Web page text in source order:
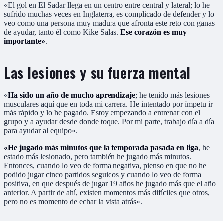
«El gol en El Sadar llega en un centro entre central y lateral; lo he
sufrido muchas veces en Inglaterra, es complicado de defender y lo
veo como una persona muy madura que afronta este reto con ganas
de ayudar, tanto él como Kike Salas. Ese corazón es muy
importante».
Las lesiones y su fuerza mental
«Ha sido un año de mucho aprendizaje; he tenido más lesiones
musculares aquí que en toda mi carrera. He intentado por ímpetu ir
más rápido y lo he pagado. Estoy empezando a entrenar con el
grupo y a ayudar desde donde toque. Por mi parte, trabajo día a día
para ayudar al equipo».
«He jugado más minutos que la temporada pasada en liga, he
estado más lesionado, pero también he jugado más minutos.
Entonces, cuando lo veo de forma negativa, pienso en que no he
podido jugar cinco partidos seguidos y cuando lo veo de forma
positiva, en que después de jugar 19 años he jugado más que el año
anterior. A partir de ahí, existen momentos más difíciles que otros,
pero no es momento de echar la vista atrás».